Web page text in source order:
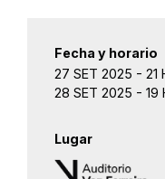
Fecha y horario
27 SET 2025 - 21
28 SET 2025 - 19
Lugar